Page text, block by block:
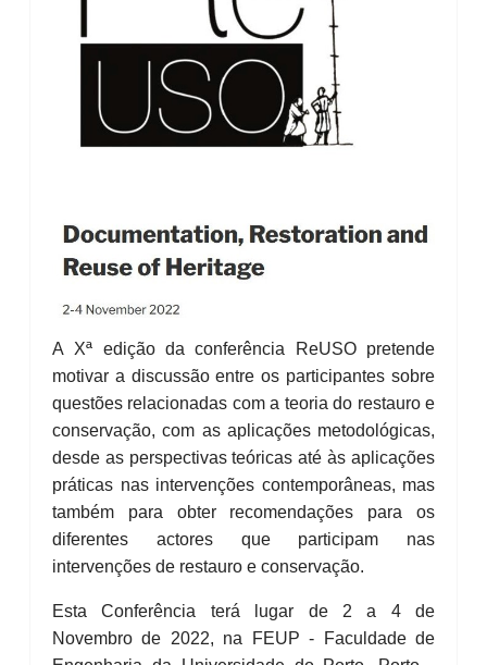
A Xª edição da conferência ReUSO pretende
motivar a discussão entre os participantes sobre
questões relacionadas com a teoria do restauro e
conservação, com as aplicações metodológicas,
desde as perspectivas teóricas até às aplicações
práticas nas intervenções contemporâneas, mas
também para obter recomendações para os
diferentes actores que participam nas
intervenções de restauro e conservação.
Esta Conferência terá lugar de 2 a 4 de
Novembro de 2022, na FEUP - Faculdade de